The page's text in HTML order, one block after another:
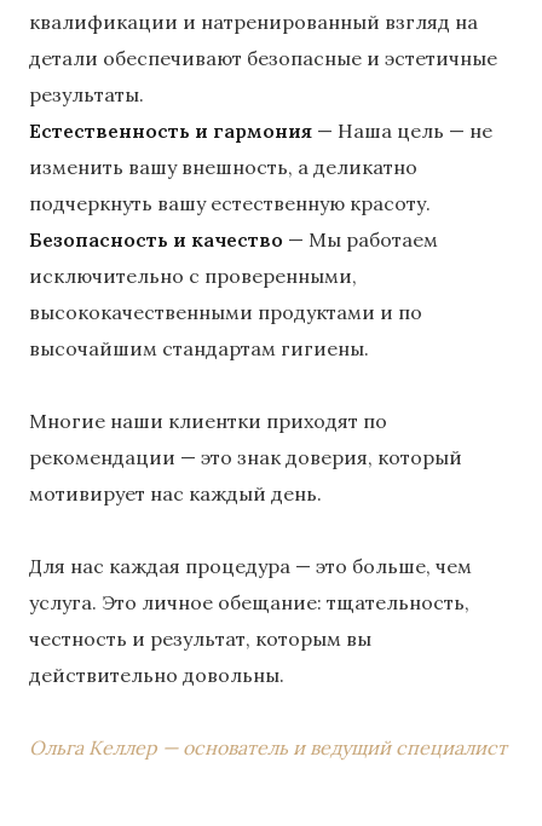
квалификации и натренированный взгляд на
детали обеспечивают безопасные и эстетичные
результаты.
Естественность и гармония — Наша цель — не
изменить вашу внешность, а деликатно
подчеркнуть вашу естественную красоту.
Безопасность и качество — Мы работаем
исключительно с проверенными,
высококачественными продуктами и по
высочайшим стандартам гигиены.
Многие наши клиентки приходят по
рекомендации — это знак доверия, который
мотивирует нас каждый день.
Для нас каждая процедура — это больше, чем
услуга. Это личное обещание: тщательность,
честность и результат, которым вы
действительно довольны.
Ольга Келлер — основатель и ведущий специалист